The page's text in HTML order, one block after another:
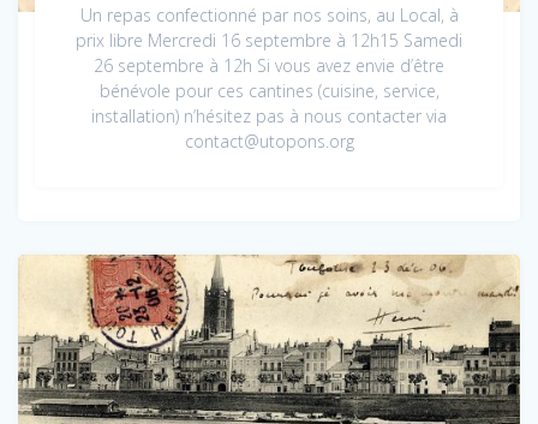
Un repas confectionné par nos soins, au Local, à
prix libre Mercredi 16 septembre à 12h15 Samedi
26 septembre à 12h Si vous avez envie d’être
bénévole pour ces cantines (cuisine, service,
installation) n’hésitez pas à nous contacter via
contact@utopons.org